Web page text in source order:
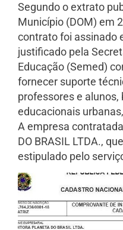
Segundo o extrato
Município (DOM) em
contrato foi assinado
justificado pela
Educação (Semed)
fornecer suporte
professores e
educacionais
A empresa
DO BRASIL LTDA.,
estipulado pelo